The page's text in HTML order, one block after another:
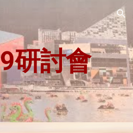
Skip to navigation
研討會